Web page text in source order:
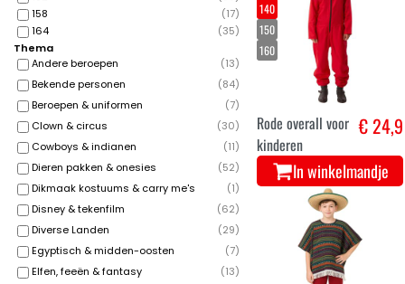
158
(17)
164
(35)
Thema
Andere beroepen
(13)
Bekende personen
(84)
Beroepen & uniformen
(7)
Clown & circus
(30)
Cowboys & indianen
(11)
Dieren pakken & onesies
(52)
Dikmaak kostuums & carry me's
(1)
Disney & tekenfilm
(62)
Diverse Landen
(29)
Egyptisch & midden-oosten
(7)
Elfen, feeën & fantasy
(13)
140
150
160
Rode overall voor
kinderen
€ 24,9
In winkelmandje